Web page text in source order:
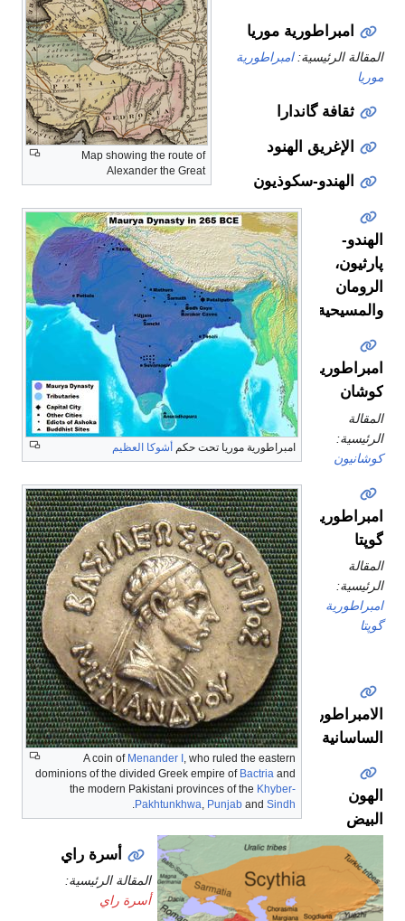
Map showing the route of
Alexander the Great
امبراطورية موريا
امبراطورية موريا تحت حكم أشوكا العظيم
المقالة الرئيسية:امبراطورية
موريا
ثقافة گاندارا
الإغريق الهنود
A coin of Menander I , who ruled the eastern
dominions of the divided Greek empire of Bactria and
the modern Pakistani provinces of the Khyber-
Pakhtunkhwa, Punjab and Sindh
.
الهندو-سكوذيون
الهندو-
پارثيون،
الرومان
والمسيحية
امبراطورية
كوشان
المقالة
الرئيسية:
كوشانيون
امبراطورية
گوپتا
المقالة
الرئيسية:
امبراطورية
گوپتا
الامبراطورية
الساسانية
الهون
البيض
أسرة راي
المقالة الرئيسية:
أسرة راي